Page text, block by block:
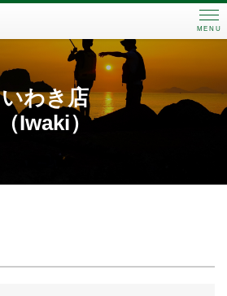
MENU
いわき店
（Iwaki）